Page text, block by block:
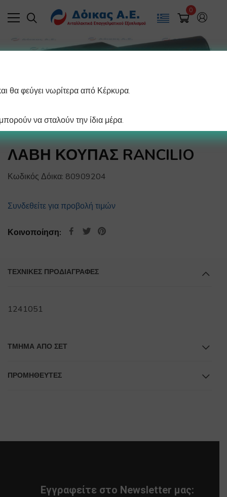
0
ΛΑΒΗ ΚΟΥΠΑΣ RANCILIO
Κωδικός Δόικα: 80909204
Συνδεθείτε για προβολή τιμών
Κοινοποίηση:
ΤΕΧΝΙΚΕΣ ΠΡΟΔΙΑΓΡΑΦΕΣ
1241051
ΤΜΉΜΑ ΑΠΌ ΣΕΤ
ΠΡΟΜΗΘΕΥΤΕΣ
Εγγραφείτε στο Newsletter μας:
θα φεύγει νωρίτερα από Κέρκυρα.
να σταλούν την ίδια μέρα.